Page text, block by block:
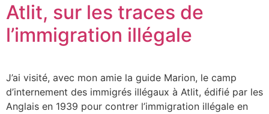
Atlit, sur les traces de
l’immigration illégale
J’ai visité, avec mon amie la guide Marion, le camp
d’internement des immigrés illégaux à Atlit, édifié par les
Anglais en 1939 pour contrer l’immigration illégale en